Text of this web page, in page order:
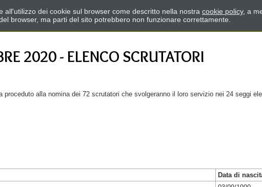
2020 - ELENCO SCRUTATORI
alla nomina dei 72 scrutatori che svolgeranno il loro servizio nei 24 seggi
Data di
dei cookie sul browser come descritto nella nostra cookie policy, a
browser, ma parti del sito potrebbero non funzionare correttamente.